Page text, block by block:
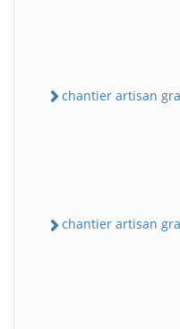
chantier artisan
chantier artisan